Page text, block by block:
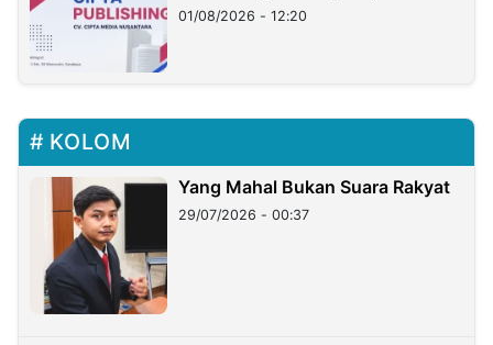
01/08/2026 - 12:20
KOLOM
Yang Mahal Bukan Suara Rakyat
29/07/2026 - 00:37